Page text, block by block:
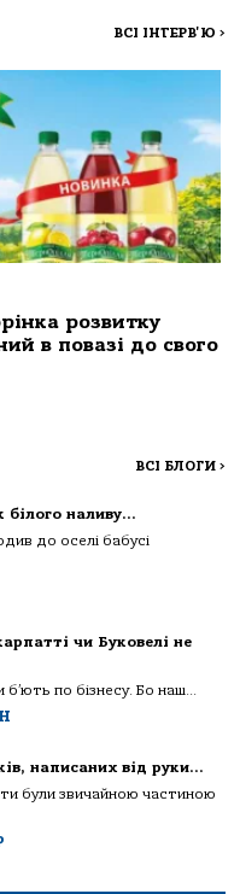
ВСІ ІНТЕРВ'Ю >
розвитку
в повазі до свого
ВСІ БЛОГИ >
наливу…
до оселі бабусі
чи Буковелі не
по бізнесу. Бо наш...
написаних від руки…
були звичайною частиною